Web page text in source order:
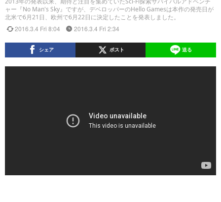
ャー『No Man's Sky』ですが、デベロッパーのHello Gamesは本作の発売日が
北米で6月21日、欧州で6月22日に決定したことを発表しました。
2016.3.4 Fri 8:04 2016.3.4 Fri 2:34
シェア ポスト 送る